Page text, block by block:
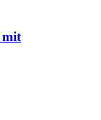
mit